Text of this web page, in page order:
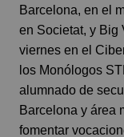
Barcelona, en el
en Societat, y Big
viernes en el
los Monólogos
alumnado de
Barcelona y área
fomentar